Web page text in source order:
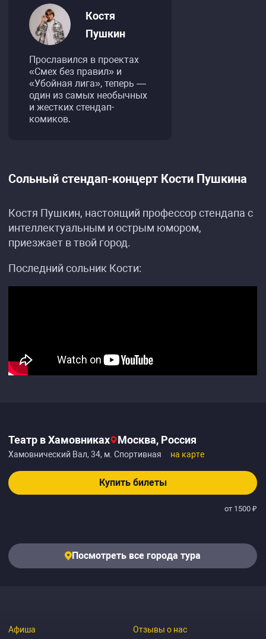
Костя
Пушкин
Прославился в проектах
«Смех без правил» и
«Убойная лига», теперь —
один из самых необычных
и жестких стендап-
комиков.
Сольный стендап-концерт Кости Пушкина
Костя Пушкин, настоящий профессор стендапа с
интеллектуальным и острым юмором,
приезжает в твой город.
Последний сольник Кости:
Театр в Хамовниках Москва, Россия
Хамовнический Вал, 34, м. Спортивная на карте
Купить билеты
от 1500 ₽
Посмотреть все города тура
Афиша Отзывы о нас